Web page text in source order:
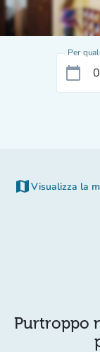
Per
calendar_today
map Visualizza la
(nuova
Purtroppo